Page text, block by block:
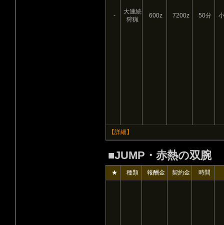
-
大連続
狩猟
600z 7200z 50分
【詳細】
■JUMP・赤熱の双腕
★ 種類 報酬金 契約金 時間